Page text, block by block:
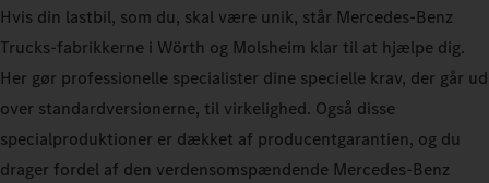
Hvis din lastbil, som du, skal være unik, står Mercedes‑Benz
Trucks-fabrikkerne i Wörth og Molsheim klar til at hjælpe dig.
Her gør professionelle specialister dine specielle krav, der går ud
over standardversionerne, til virkelighed. Også disse
specialproduktioner er dækket af producentgarantien, og du
drager fordel af den verdensomspændende Mercedes-Benz